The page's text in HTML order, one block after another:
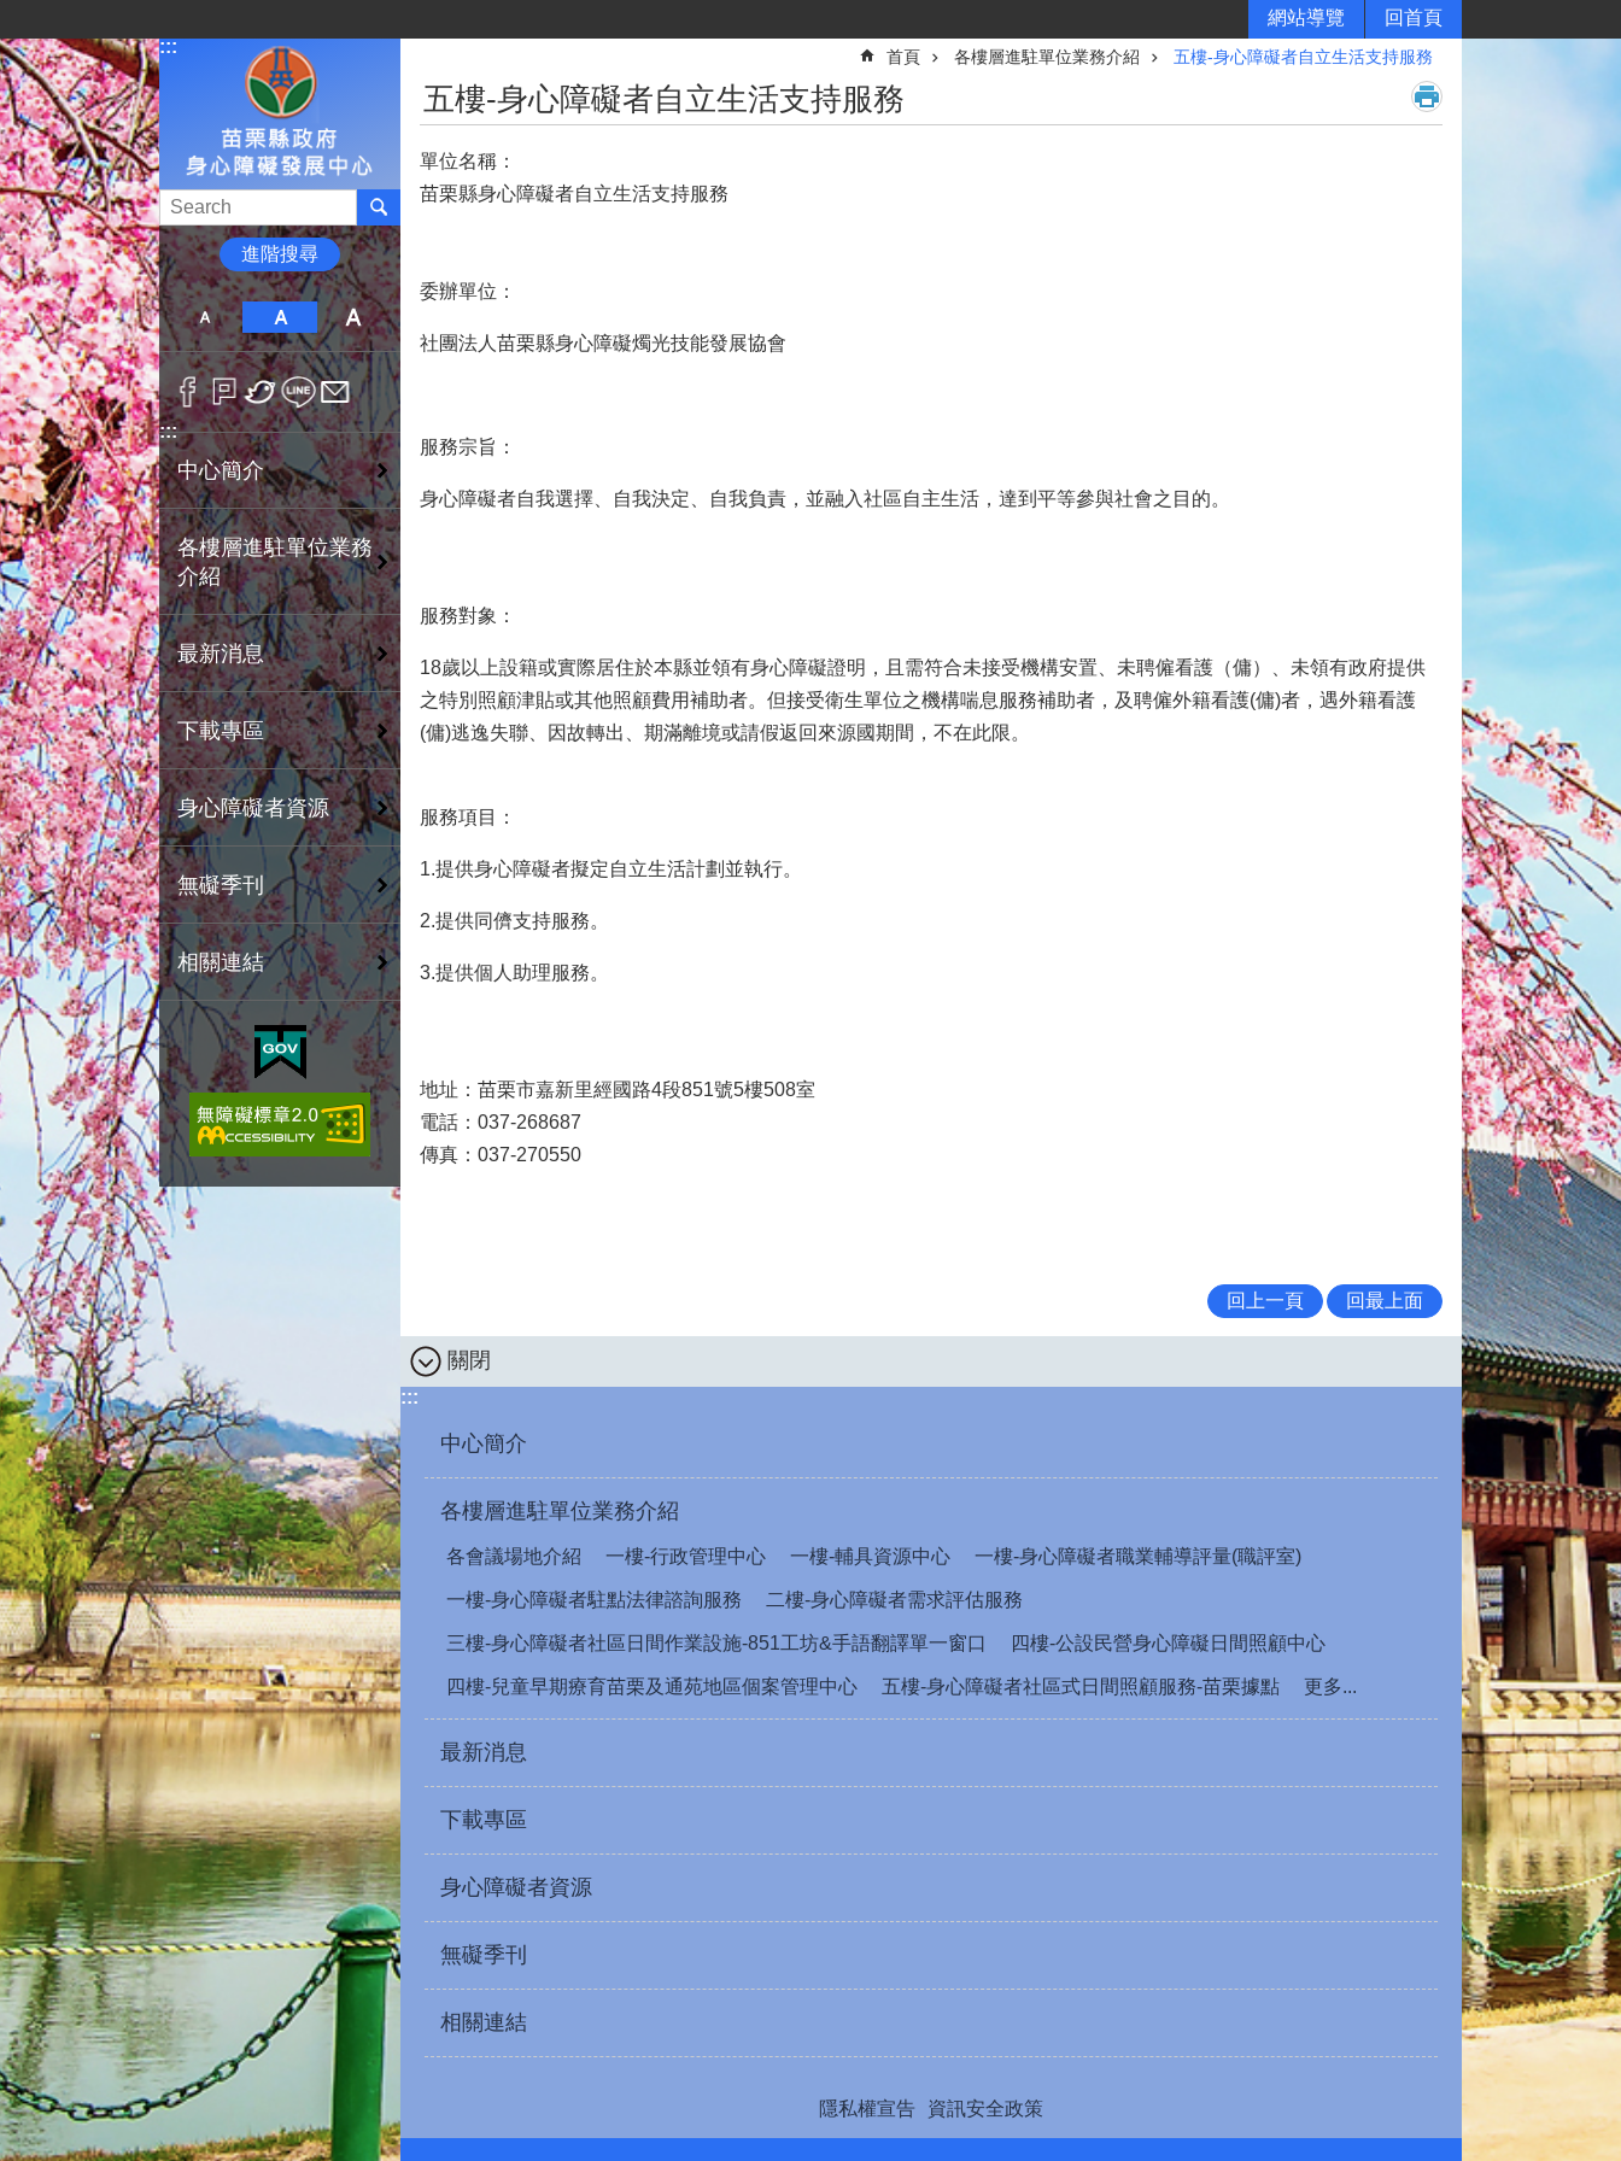
:::
網站導覽 回首頁
進階搜尋
:::
中心簡介
各樓層進駐單位業務
介紹
最新消息
下載專區
身心障礙者資源
無礙季刊
相關連結
首頁 各樓層進駐單位業務介紹 五樓-身心障礙者自立生活支持服務
五樓-身心障礙者自立生活支持服務
單位名稱：
苗栗縣身心障礙者自立生活支持服務
委辦單位：
社團法人苗栗縣身心障礙燭光技能發展協會
服務宗旨：
身心障礙者自我選擇、自我決定、自我負責，並融入社區自主生活，達到平等參與社會之目的。
服務對象：
18歲以上設籍或實際居住於本縣並領有身心障礙證明，且需符合未接受機構安置、未聘僱看護（傭）、未領有政府提供
之特別照顧津貼或其他照顧費用補助者。但接受衛生單位之機構喘息服務補助者，及聘僱外籍看護(傭)者，遇外籍看護
(傭)逃逸失聯、因故轉出、期滿離境或請假返回來源國期間，不在此限。
服務項目：
1.提供身心障礙者擬定自立生活計劃並執行。
2.提供同儕支持服務。
3.提供個人助理服務。
地址：苗栗市嘉新里經國路4段851號5樓508室
電話：037-268687
傳真：037-270550
回上一頁 回最上面
關閉
:::
中心簡介
各樓層進駐單位業務介紹
各會議場地介紹 一樓-行政管理中心 一樓-輔具資源中心 一樓-身心障礙者職業輔導評量(職評室)
一樓-身心障礙者駐點法律諮詢服務 二樓-身心障礙者需求評估服務
三樓-身心障礙者社區日間作業設施-851工坊&手語翻譯單一窗口 四樓-公設民營身心障礙日間照顧中心
四樓-兒童早期療育苗栗及通苑地區個案管理中心 五樓-身心障礙者社區式日間照顧服務-苗栗據點 更多...
最新消息
下載專區
身心障礙者資源
無礙季刊
相關連結
隱私權宣告 資訊安全政策